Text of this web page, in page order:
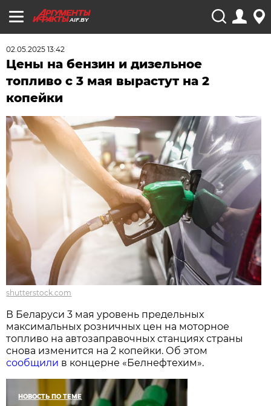
AIF.BY
02.05.2025 13:42
Цены на бензин и дизельное
топливо с 3 мая вырастут на 2
копейки
shutterstock.com
В Беларуси 3 мая уровень предельных
максимальных розничных цен на моторное
топливо на автозаправочных станциях страны
снова изменится на 2 копейки. Об этом
сообщили в концерне «Белнефтехим».
НОВОСТЬ ПО ТЕМЕ